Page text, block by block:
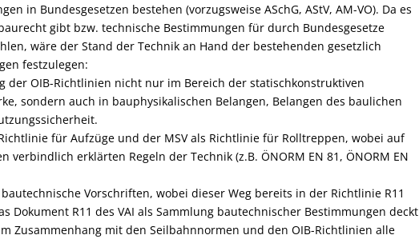
in Bundesgesetzen bestehen (vorzugsweise ASchG, AStV, AM-VO). Da es
gibt bzw. technische Bestimmungen für durch Bundesgesetze
wäre der Stand der Technik an Hand der bestehenden gesetzlich
festzulegen:
der OIB-Richtlinien nicht nur im Bereich der statischkonstruktiven
sondern auch in bauphysikalischen Belangen, Belangen des baulichen
für Aufzüge und der MSV als Richtlinie für Rolltreppen, wobei auf
verbindlich erklärten Regeln der Technik (z.B. ÖNORM EN 81, ÖNORM EN
bautechnische Vorschriften, wobei dieser Weg bereits in der Richtlinie R11
Dokument R11 des VAI als Sammlung bautechnischer Bestimmungen deckt
Zusammenhang mit den Seilbahnnormen und den OIB-Richtlinien alle